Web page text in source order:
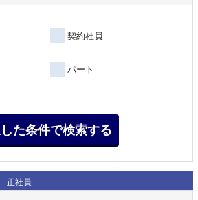
契約社員
パート
正社員